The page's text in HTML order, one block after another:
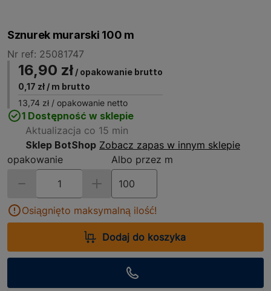
Sznurek murarski 100 m
Nr ref: 25081747
16,90 zł / opakowanie brutto
0,17 zł / m brutto
13,74 zł / opakowanie netto
1 Dostępność w sklepie
Aktualizacja co 15 min
Sklep BotShop Zobacz zapas w innym sklepie
opakowanie
Albo przez m
Osiągnięto maksymalną ilość!
Dodaj do koszyka